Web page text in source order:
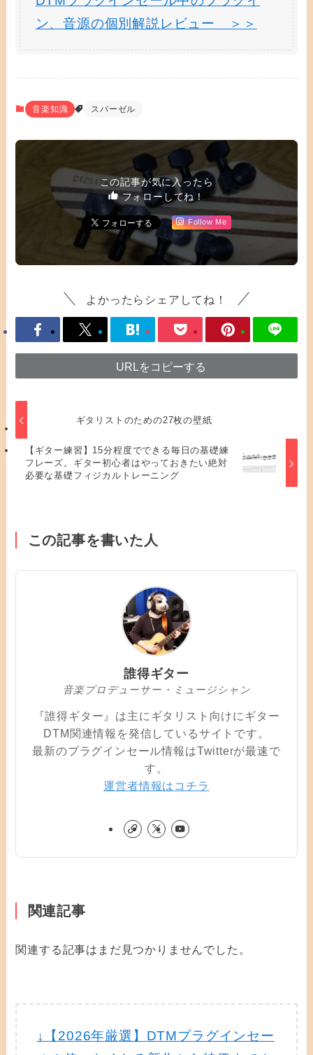
ン、音源の個別解説レビュー ＞＞
音楽知識 スパーゼル
この記事が気に入ったら
フォローしてね！
Follow Me
よかったらシェアしてね！
URLをコピーする
ギタリストのための27枚の壁紙
【ギター練習】15分程度でできる毎日の基礎練
フレーズ。ギター初心者はやっておきたい絶対
必要な基礎フィジカルトレーニング
この記事を書いた人
誰得ギター
音楽プロデューサー・ミュージシャン
『誰得ギター』は主にギタリスト向けにギター
DTM関連情報を発信しているサイトです。
最新のプラグインセール情報はTwitterが最速で
す。
運営者情報はコチラ
関連記事
関連する記事はまだ見つかりませんでした。
↓【2026年厳選】DTMプラグインセー